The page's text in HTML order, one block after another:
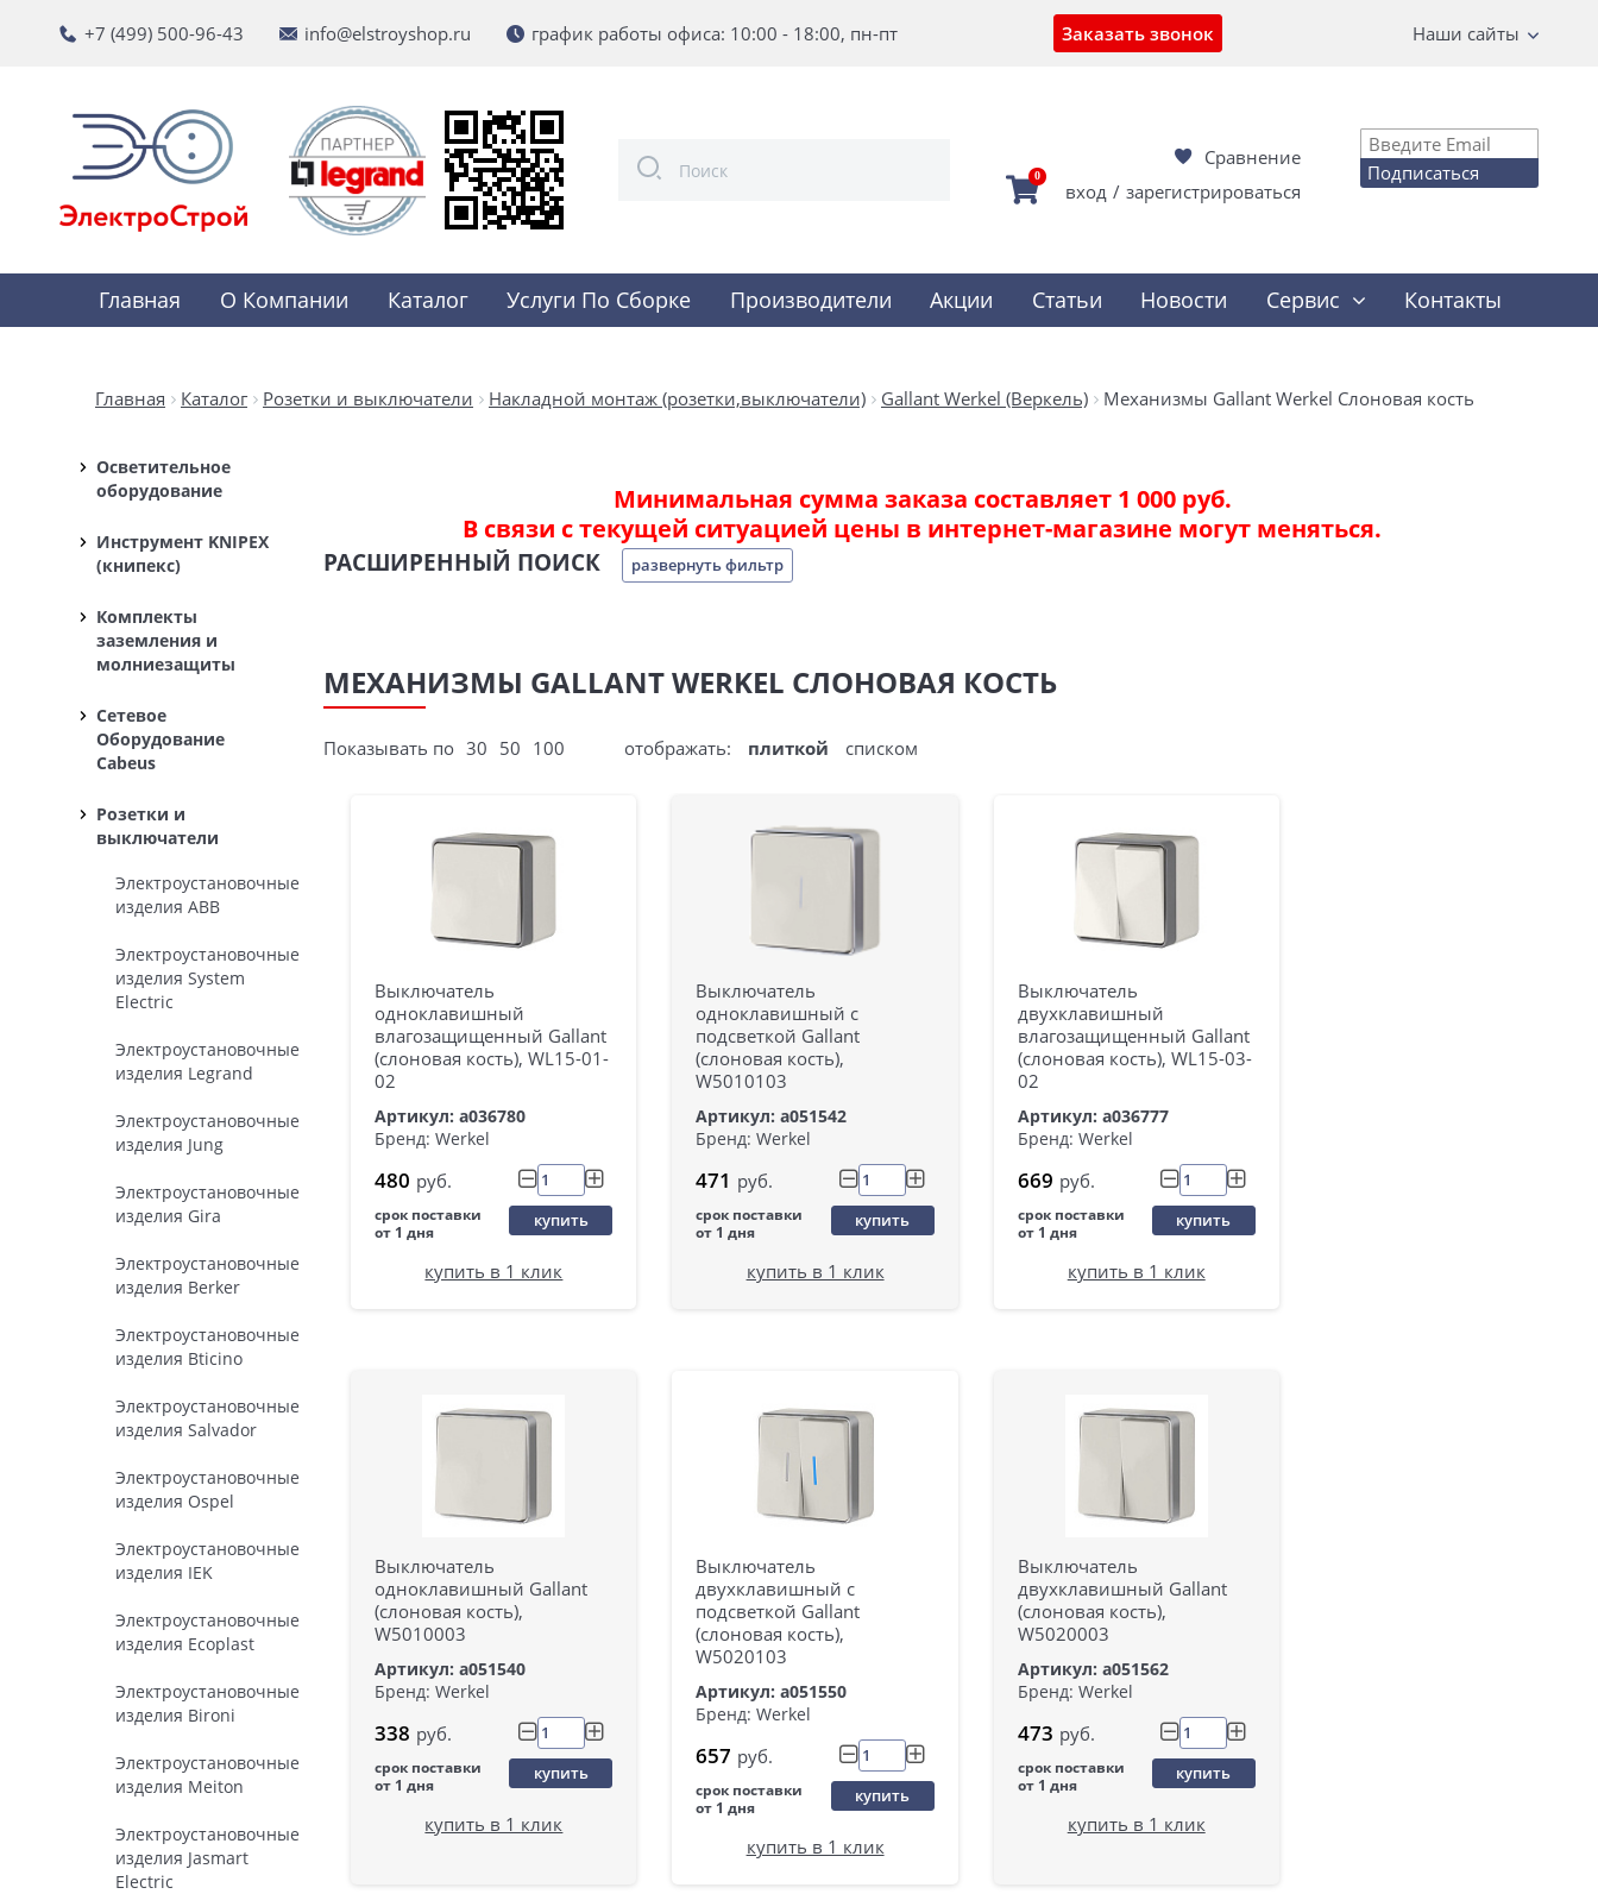
+7 (499) 500-96-43 info@elstroyshop.ru график работы офиса: 10:00 - 18:00, пн-пт Заказать звонок Наши сайты
Сравнение
0
вход / зарегистрироваться
Подписаться
Главная О Компании Каталог Услуги По Сборке Производители Акции Статьи Новости Сервис Контакты
Главная Каталог Розетки и выключатели Накладной монтаж (розетки,выключатели) Gallant Werkel (Веркель) Механизмы Gallant Werkel Слоновая кость
Осветительное
оборудование
Инструмент KNIPEX
(книпекс)
Комплекты
заземления и
молниезащиты
Сетевое
Оборудование
Cabeus
Розетки и
выключатели
Электроустановочные
изделия ABB
Электроустановочные
изделия System
Electric
Электроустановочные
изделия Legrand
Электроустановочные
изделия Jung
Электроустановочные
изделия Gira
Электроустановочные
изделия Berker
Электроустановочные
изделия Bticino
Электроустановочные
изделия Salvador
Электроустановочные
изделия Ospel
Электроустановочные
изделия IEK
Электроустановочные
изделия Ecoplast
Электроустановочные
изделия Bironi
Электроустановочные
изделия Meiton
Электроустановочные
изделия Jasmart
Electric
Минимальная сумма заказа составляет 1 000 руб.
В связи с текущей ситуацией цены в интернет-магазине могут меняться.
РАСШИРЕННЫЙ ПОИСК развернуть фильтр
МЕХАНИЗМЫ GALLANT WERKEL СЛОНОВАЯ КОСТЬ
Показывать по 30 50 100 отображать: плиткой списком
Выключатель
одноклавишный
влагозащищенный Gallant
(слоновая кость), WL15-01-
02
Артикул: a036780
Бренд: Werkel
480 руб.
срок поставки
от 1 дня
купить
купить в 1 клик
Выключатель
одноклавишный с
подсветкой Gallant
(слоновая кость),
W5010103
Артикул: a051542
Бренд: Werkel
471 руб.
срок поставки
от 1 дня
купить
купить в 1 клик
Выключатель
двухклавишный
влагозащищенный Gallant
(слоновая кость), WL15-03-
02
Артикул: a036777
Бренд: Werkel
669 руб.
срок поставки
от 1 дня
купить
купить в 1 клик
Выключатель
одноклавишный Gallant
(слоновая кость),
W5010003
Артикул: a051540
Бренд: Werkel
338 руб.
срок поставки
от 1 дня
купить
купить в 1 клик
Выключатель
двухклавишный с
подсветкой Gallant
(слоновая кость),
W5020103
Артикул: a051550
Бренд: Werkel
657 руб.
срок поставки
от 1 дня
купить
купить в 1 клик
Выключатель
двухклавишный Gallant
(слоновая кость),
W5020003
Артикул: a051562
Бренд: Werkel
473 руб.
срок поставки
от 1 дня
купить
купить в 1 клик